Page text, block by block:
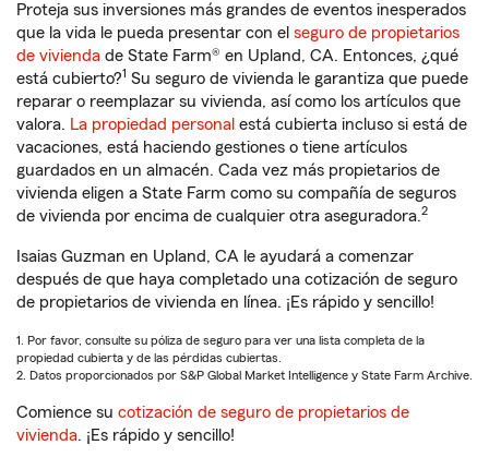
Proteja sus inversiones más grandes de eventos inesperados
que la vida le pueda presentar con el seguro de propietarios
de vivienda de State Farm® en Upland, CA. Entonces, ¿qué
está cubierto?1 Su seguro de vivienda le garantiza que puede
reparar o reemplazar su vivienda, así como los artículos que
valora. La propiedad personal está cubierta incluso si está de
vacaciones, está haciendo gestiones o tiene artículos
guardados en un almacén. Cada vez más propietarios de
vivienda eligen a State Farm como su compañía de seguros
de vivienda por encima de cualquier otra aseguradora.2
Isaias Guzman en Upland, CA le ayudará a comenzar
después de que haya completado una cotización de seguro
de propietarios de vivienda en línea. ¡Es rápido y sencillo!
1. Por favor, consulte su póliza de seguro para ver una lista completa de la
propiedad cubierta y de las pérdidas cubiertas.
2. Datos proporcionados por S&P Global Market Intelligence y State Farm Archive.
Comience su cotización de seguro de propietarios de
vivienda. ¡Es rápido y sencillo!